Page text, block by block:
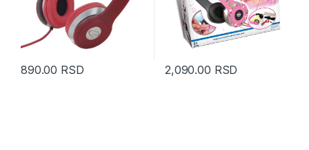
890.00 RSD 2,090.00 RSD